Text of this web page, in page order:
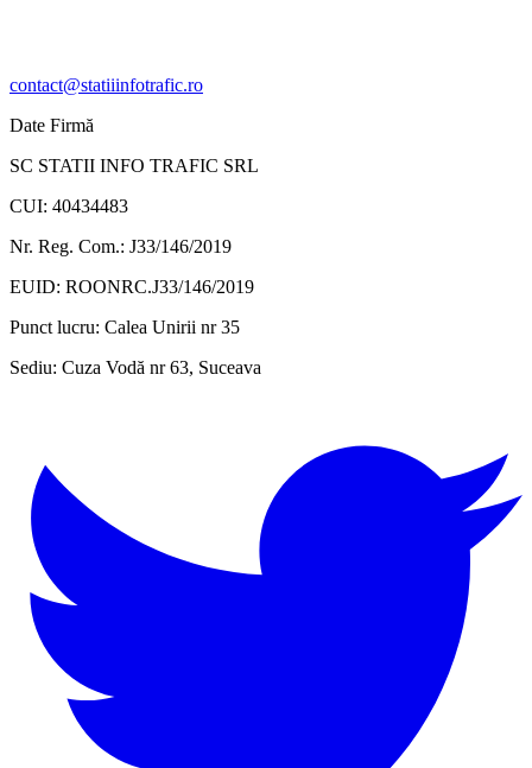
contact@statiiinfotrafic.ro
Date Firmă
SC STATII INFO TRAFIC SRL
CUI: 40434483
Nr. Reg. Com.: J33/146/2019
EUID: ROONRC.J33/146/2019
Punct lucru: Calea Unirii nr 35
Sediu: Cuza Vodă nr 63, Suceava